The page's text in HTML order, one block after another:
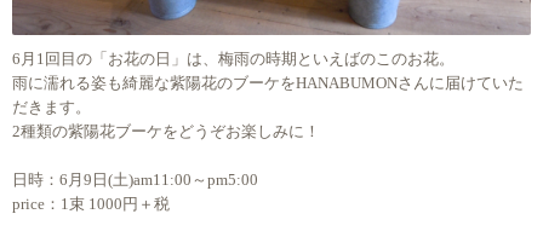
6月1回目の「お花の日」は、梅雨の時期といえばのこのお花。
雨に濡れる姿も綺麗な紫陽花のブーケをHANABUMONさんに届けていた
だきます。
2種類の紫陽花ブーケをどうぞお楽しみに！
日時：6月9日(土)am11:00～pm5:00
price：1束 1000円＋税